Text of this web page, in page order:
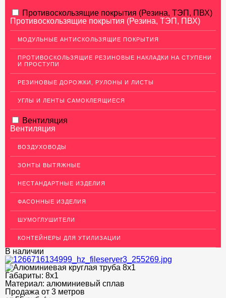
АЛЮМИНИЕВЫЙ ПРОКАТ
Перфорированный лист
Алюминиевые листы
Гладкие алюминиевые листы
Рифленые алюминиевые листы
Алюминиевые профили
Алюминиевые трубы
Профиль для гипсокартона, МДФ, панелей
ЭЛЕКТРОДЫ
ДЕКОРАТИВНЫЙ УГОЛОК
Противоскользящие покрытия (Резина, ТЭП, ПВХ)
Противоскользящие покрытия (Резина, ТЭП, ПВХ)
МОДУЛЬНЫЕ АНТИСКОЛЬЗЯЩИЕ ПОКРЫТИЯ
ПРОТИВОСКОЛЬЗЯЩИЕ РЕЗИНОВЫЕ НАКЛАДКИ НА СТУПЕНИ
И ПРОСТУПИ
РЕЗИНОВЫЕ ДОРОЖКИ, РУЛОНЫ И ЛИСТЫ
УГЛЫ И ЛЕНТЫ САМОКЛЕЯЩИЕСЯ
Вентиляция
Вентиляция
ВОЗДУХОВОДЫ
ЗОНТЫ ВЫТЯЖНЫЕ
НЕСТАНДАРТНЫЕ ИЗДЕЛИЯ
ФАСОННЫЕ ИЗДЕЛИЯ
ШУМОГЛУШИТЕЛИ
КОНТЕЙНЕРЫ ДЛЯ УТИЛИЗАЦИИ
В наличии
Габариты: 8х1
Материал: алюминиевый сплав
Продажа от 3 метров